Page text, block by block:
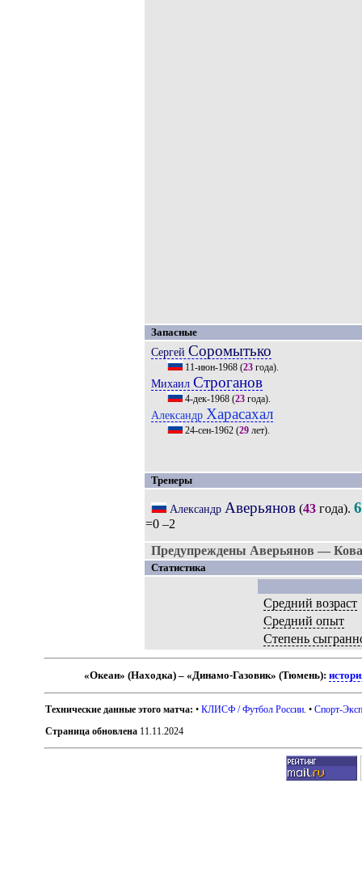
Запасные
Сергей Соромытько
11-июн-1968(23года).
Михаил Строганов
4-дек-1968(23года).
Александр Харасахал
24-сен-1962(29лет).
Тренеры
Александр Аверьянов(43года). 6
=0 –2
Предупреждены Аверьянов —
Статистика
Средний возраст
Средний опыт
Степень
«Океан» (Находка) – «Динамо-Газовик» (Тюмень):
Технические данные этого матча: •КЛИСФ / Футбол России . •Спорт-
Страница обновлена 11.11.2024